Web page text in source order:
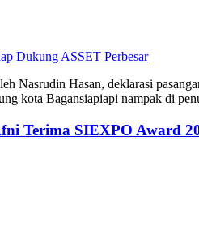
Perbesar
Nasrudin Hasan, deklarasi
kota Bagansiapiapi nampak di
Terima SIEXPO Award